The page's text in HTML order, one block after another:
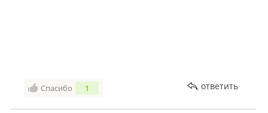
Спасибо 1 ответить